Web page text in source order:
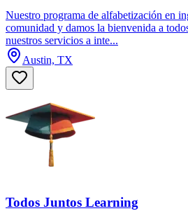
Nuestro programa de alfabetización en
comunidad y damos la bienvenida a
nuestros servicios a inte...
Austin, TX
Todos Juntos Learning